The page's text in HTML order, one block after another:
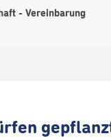
- Vereinbarung